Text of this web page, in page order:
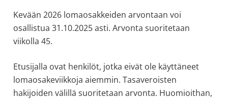
Kevään 2026 lomaosakkeiden arvontaan voi
osallistua 31.10.2025 asti. Arvonta suoritetaan
viikolla 45.
Etusijalla ovat henkilöt, jotka eivät ole käyttäneet
lomaosakeviikkoja aiemmin. Tasaveroisten
hakijoiden välillä suoritetaan arvonta. Huomioithan,